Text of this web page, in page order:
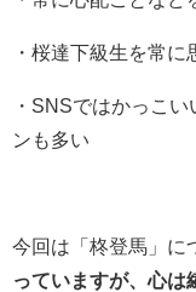
・桜達下級生を常
・SNSではかっこ
ンも多い
今回は「柊登馬」に
っていますが、心は